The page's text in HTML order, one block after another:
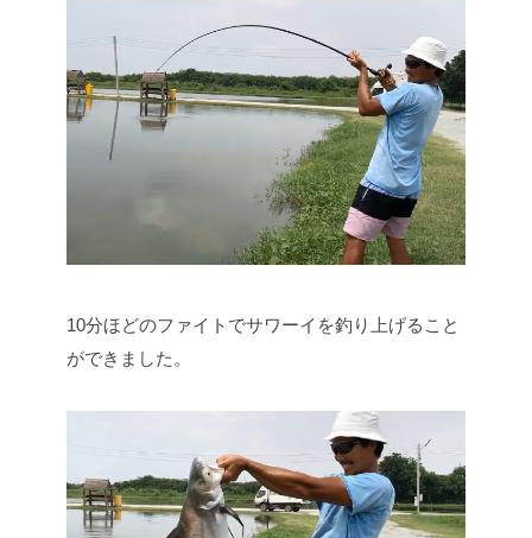
10分ほどのファイトでサワーイを釣り上げること
ができました。